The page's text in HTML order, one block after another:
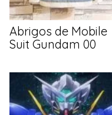
Abrigos de Mobile
Suit Gundam 00